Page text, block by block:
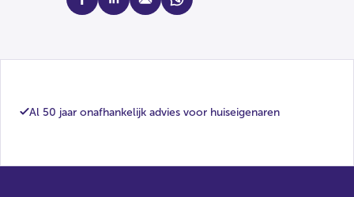
Al 50 jaar onafhankelijk advies voor huiseigenaren